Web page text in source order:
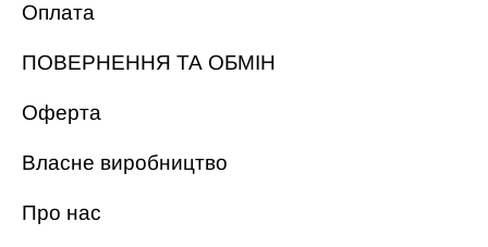
Оплата
ПОВЕРНЕННЯ ТА ОБМІН
Оферта
Власне виробництво
Про нас